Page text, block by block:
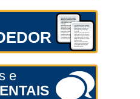
e